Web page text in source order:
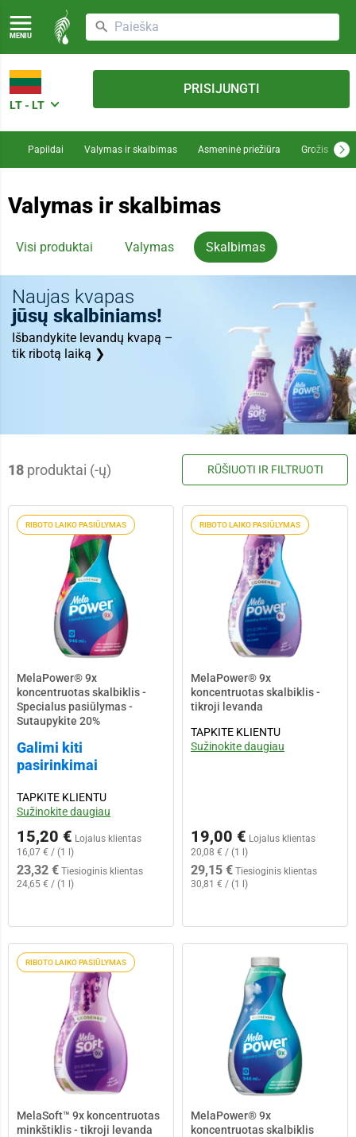
MENIU
LT - LT
PRISIJUNGTI
Papildai Valymas ir skalbimas Asmeninė priežiūra Grožis
Valymas ir skalbimas
Visi produktai Valymas Skalbimas
Naujas kvapas
jūsų skalbiniams!
Išbandykite levandų kvapą –
tik ribotą laiką ❯
18 produktai (-ų) RŪŠIUOTI IR FILTRUOTI
RIBOTO LAIKO PASIŪLYMAS
MelaPower® 9x
koncentruotas skalbiklis -
Specialus pasiūlymas -
Sutaupykite 20%
Galimi kiti
pasirinkimai
TAPKITE KLIENTU
Sužinokite daugiau
15,20 € Lojalus klientas
16,07 € / (1 l)
23,32 € Tiesioginis klientas
24,65 € / (1 l)
RIBOTO LAIKO PASIŪLYMAS
MelaPower® 9x
koncentruotas skalbiklis -
tikroji levanda
TAPKITE KLIENTU
Sužinokite daugiau
19,00 € Lojalus klientas
20,08 € / (1 l)
29,15 € Tiesioginis klientas
30,81 € / (1 l)
RIBOTO LAIKO PASIŪLYMAS
MelaSoft™ 9x koncentruotas
minkštiklis - tikroji levanda
MelaPower® 9x
koncentruotas skalbiklis